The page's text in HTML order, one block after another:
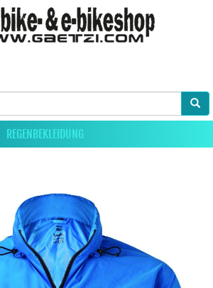
REGENBEKLEIDUNG